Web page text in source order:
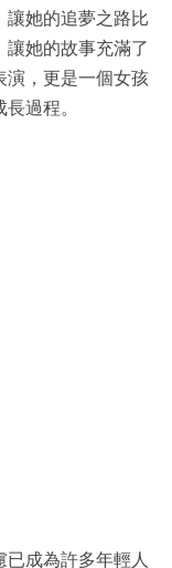
讓她的追夢之路比
讓她的故事充滿了
演，更是一個女孩
過程。
成為許多年輕人